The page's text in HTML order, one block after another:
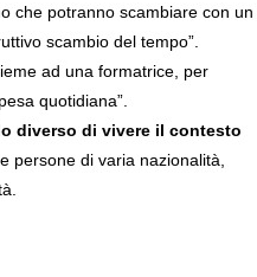
che potranno scambiare con un
scambio del tempo”.
ad una formatrice, per
quotidiana”.
diverso di vivere il contesto
persone di varia nazionalità,